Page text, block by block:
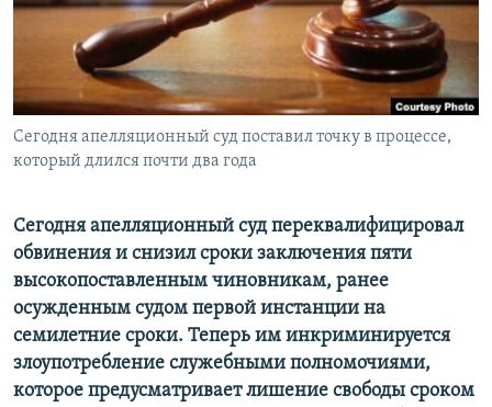
ГОЛОСА
ЧИТАЕМ ПРЕССУ
АРХИВ РАДИОПРОГРАММЫ
Все сайты РСЕ/РС
Сегодня апелляционный суд поставил точку в процессе,
который длился почти два года
Сегодня апелляционный суд переквалифицировал
обвинения и снизил сроки заключения пяти
высокопоставленным чиновникам, ранее
осужденным судом первой инстанции на
семилетние сроки. Теперь им инкриминируется
злоупотребление служебными полномочиями,
которое предусматривает лишение свободы сроком